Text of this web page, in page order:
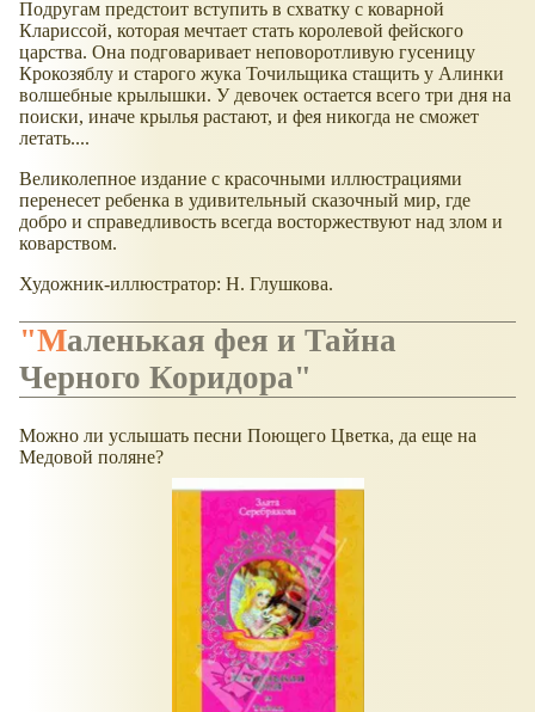
Подругам предстоит вступить в схватку с коварной
Клариссой, которая мечтает стать королевой фейского
царства. Она подговаривает неповоротливую гусеницу
Крокозяблу и старого жука Точильщика стащить у Алинки
волшебные крылышки. У девочек остается всего три дня на
поиски, иначе крылья растают, и фея никогда не сможет
летать....
Великолепное издание с красочными иллюстрациями
перенесет ребенка в удивительный сказочный мир, где
добро и справедливость всегда восторжествуют над злом и
коварством.
Художник-иллюстратор: Н. Глушкова.
"Маленькая фея и Тайна
Черного Коридора"
Можно ли услышать песни Поющего Цветка, да еще на
Медовой поляне?